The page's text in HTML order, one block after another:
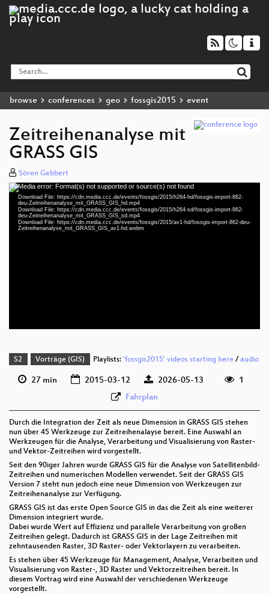
browse conferences geo fossgis2015 event
Zeitreihenanalyse mit
GRASS GIS
Sören Gebbert
Video
Player
Media error: Format(s) not supported or source(s) not found
Download File: https://cdn.media.ccc.de/events/fossgis/2015/h264-hd/fossgis-import-862-
deu-Zeitreihenanalyse_mit_GRASS_GIS_hd.mp4
Download File: https://cdn.media.ccc.de/events/fossgis/2015/h264-sd/fossgis-import-862-
deu-Zeitreihenanalyse_mit_GRASS_GIS_sd.mp4
Download File: https://cdn.media.ccc.de/events/fossgis/2015/av1-hd/fossgis-import-862-deu-
Zeitreihenanalyse_mit_GRASS_GIS_av1-hd.webm
S2 Vorträge (GIS) Playlists: 'fossgis2015' videos starting here/ audio
27 min 2015-03-12 2026-05-13
1
Fahrplan
Durch die Integration der Zeit als neue Dimension in GRASS GIS stehen
nun über 45 Werkzeuge zur Zeitreihenalayse bereit. Eine Auswahl an
Werkzeugen für die Analyse, Verarbeitung und Visualisierung von Raster-
und Vektor-Zeitreihen wird vorgestellt.
Seit den 90iger Jahren wurde GRASS GIS für die Analyse von Satellitenbild-
Zeitreihen und numerischen Modellen verwendet. Seit der GRASS GIS
Version 7 steht nun jedoch eine neue Dimension von Werkzeugen zur
Zeitreihenanalyse zur Verfügung.
GRASS GIS ist das erste Open Source GIS in das die Zeit als eine weiterer
Dimension integriert wurde.
Dabei wurde Wert auf Effizienz und parallele Verarbeitung von großen
Zeitreihen gelegt. Dadurch ist GRASS GIS in der Lage Zeitreihen mit
zehntausenden Raster, 3D Raster- oder Vektorlayern zu verarbeiten.
Es stehen über 45 Werkzeuge für Management, Analyse, Verarbeiten und
Visualisierung von Raster-, 3D Raster und Vektorzeitreihen bereit. In
diesem Vortrag wird eine Auswahl der verschiedenen Werkzeuge
vorgestellt.